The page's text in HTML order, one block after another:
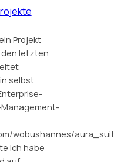
Projekt
den letzten
selbst
wobushannes/
Ich habe